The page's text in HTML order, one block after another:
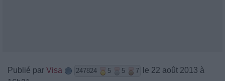
Publié par Visa 247824 5 5 7
le 22 août 2013 à